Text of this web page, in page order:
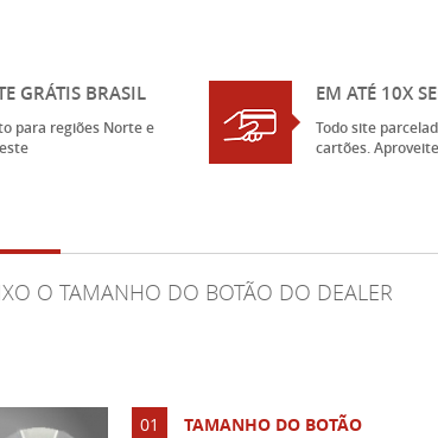
GRÁTIS BRASIL
para regiões Norte e
EM ATÉ 10X
Todo site
cartões.
O TAMANHO DO BOTÃO DO DEALER
01 TAMANHO DO BOTÃO